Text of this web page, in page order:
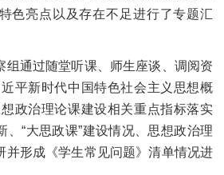
色亮点以及存在不足进行了专题汇
组通过随堂听课、师生座谈、调阅资
平新时代中国特色社会主义思想概
政治理论课建设相关重点指标落实
、“大思政课”建设情况、思想政治理
并形成《学生常见问题》清单情况进